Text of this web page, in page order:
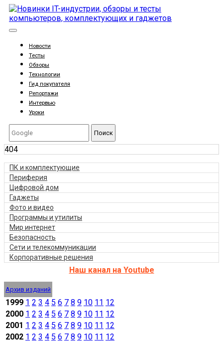
Новости
Тесты
Обзоры
Технологии
Гид покупателя
Репортажи
Интервью
Уроки
Поиск
404
ПК и комплектующие
Периферия
Цифровой дом
Гаджеты
Фото и видео
Программы и утилиты
Мир интернет
Безопасность
Сети и телекоммуникации
Корпоративные решения
Наш канал на Youtube
Архив изданий
1999 1 2 3 4 5 6 7 8 9 10 11 12
2000 1 2 3 4 5 6 7 8 9 10 11 12
2001 1 2 3 4 5 6 7 8 9 10 11 12
2002 1 2 3 4 5 6 7 8 9 10 11 12